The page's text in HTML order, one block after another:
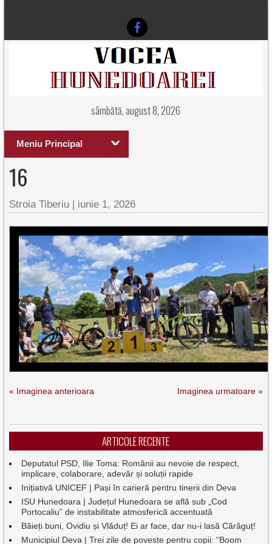
sâmbătă, august 8, 2026
Meniu Principal
16
Stroia Tiberiu | iunie 1, 2026
« Imaginea anterioara Imaginea urmatoare »
ARTICOLE RECENTE
Deputatul PSD, Ilie Toma: Românii au nevoie de respect,
implicare, colaborare, adevăr și soluții rapide
Inițiativă UNICEF | Pași în carieră pentru tinerii din Deva
ISU Hunedoara | Județul Hunedoara se află sub „Cod
Portocaliu” de instabilitate atmosferică accentuată
Băieți buni, Ovidiu și Vlăduț! Ei ar face, dar nu-i lasă Cărăguț!
Municipiul Deva | Trei zile de poveste pentru copii: “Boom